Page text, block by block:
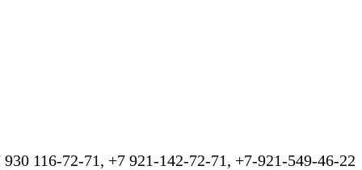
116-72-71, +7 921-142-72-71, +7-921-549-46-22